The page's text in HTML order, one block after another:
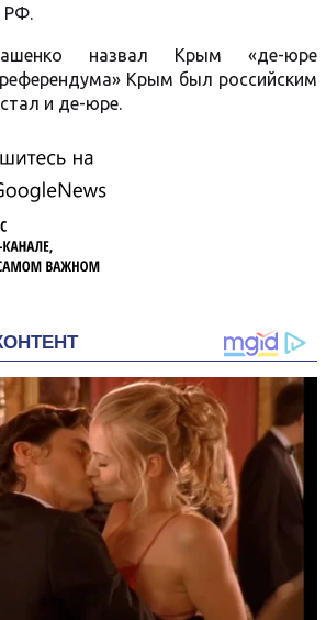
РФ.
назвал Крым «де-юре
Крым был российским
и де-юре.